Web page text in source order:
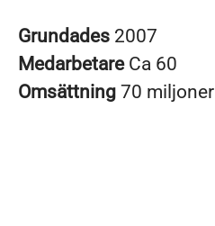
Grundades 2007
Medarbetare Ca 60
Omsättning 70 miljoner